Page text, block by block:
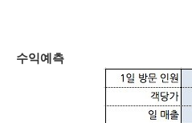
수익예측